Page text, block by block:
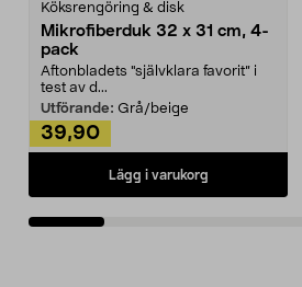
Köksrengöring & disk
Mikrofiberduk 32 x 31 cm, 4-
pack
Aftonbladets "självklara favorit” i
test av d...
Utförande: Grå/beige
39,90
Lägg i varukorg